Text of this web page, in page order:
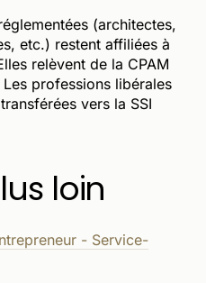
(architectes,
etc.) restent affiliées à
relèvent de la CPAM
professions libérales
vers la SSI
loin
- Service-